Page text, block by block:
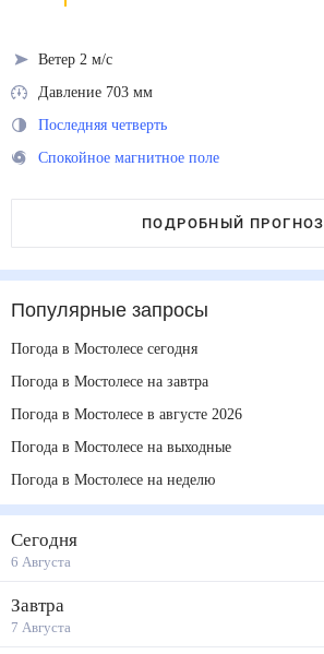
Ветер 2 м/с
Давление 703 мм
Последняя четверть
Спокойное магнитное поле
ПОДРОБНЫЙ ПРОГНОЗ
Популярные запросы
Погода в Мостолесе сегодня
Погода в Мостолесе на завтра
Погода в Мостолесе в августе 2026
Погода в Мостолесе на выходные
Погода в Мостолесе на неделю
Сегодня
6 Августа
Завтра
7 Августа